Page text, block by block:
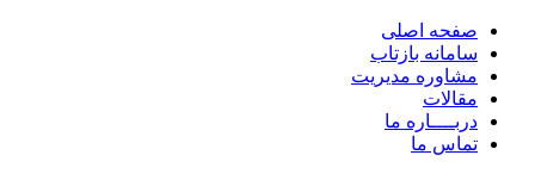
صفحه اصلی
سامانه بازتاب
مشاوره مدیریت
مقالات
دربــــاره ما
تماس ما